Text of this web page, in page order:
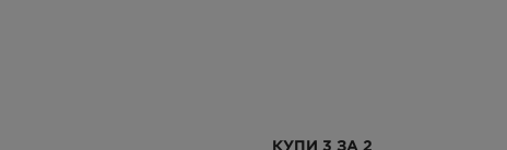
КУПИ 3 ЗА 2